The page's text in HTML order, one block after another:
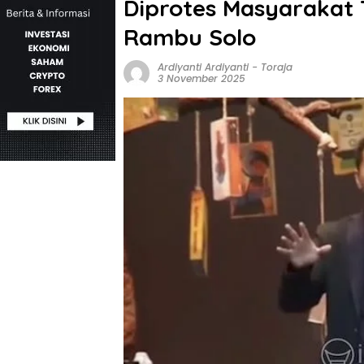
Diprotes Masyarakat
Rambu Solo
Ardiyanti Ardiyanti- Toraja
3 November 2025